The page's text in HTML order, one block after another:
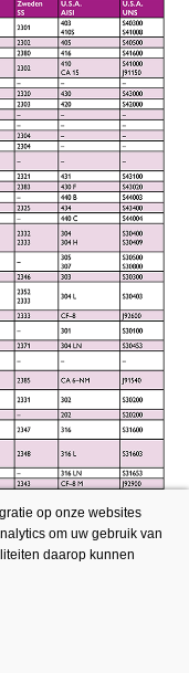
op onze websites
om uw gebruik van
daarop kunnen